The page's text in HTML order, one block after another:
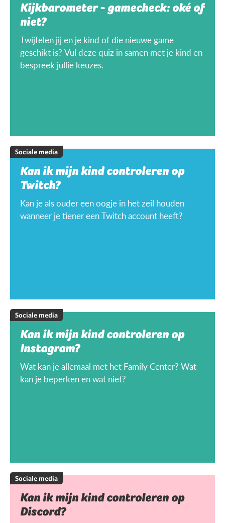
Kijkbarometer - gamecheck: oké of
niet?
Twijfelen jij en je kind of die nieuwe game
geschikt is? Vul deze quiz in samen met je kind en
bespreek jullie keuzes.
Sociale media
Kan ik mijn kind controleren op
Twitch?
Kan je als ouder een oogje in het zeil houden
wanneer je tiener een Twitch account heeft?
Sociale media
Kan ik mijn kind controleren op
Instagram?
Wat kan je allemaal met het Family Center? Wat
kan je beperken en wat niet?
Sociale media
Kan ik mijn kind controleren op
Discord?